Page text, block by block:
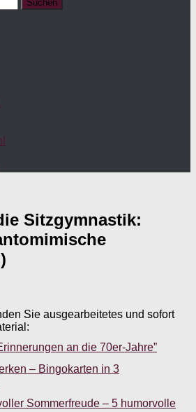
Sitzgymnastik:
Sie ausgearbeitetes und sofort
an die 70er-Jahre”
– Bingokarten in 3
Sommerfreude – 5 humorvolle